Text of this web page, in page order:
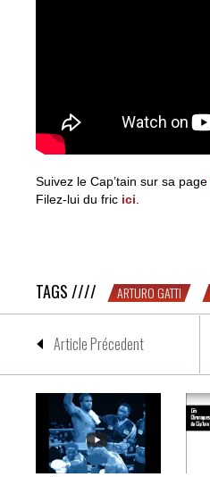
Suivez le Cap’tain sur sa page
Filez-lui du fric ici
TAGS //// ARTURO GATTI
Article Précedent